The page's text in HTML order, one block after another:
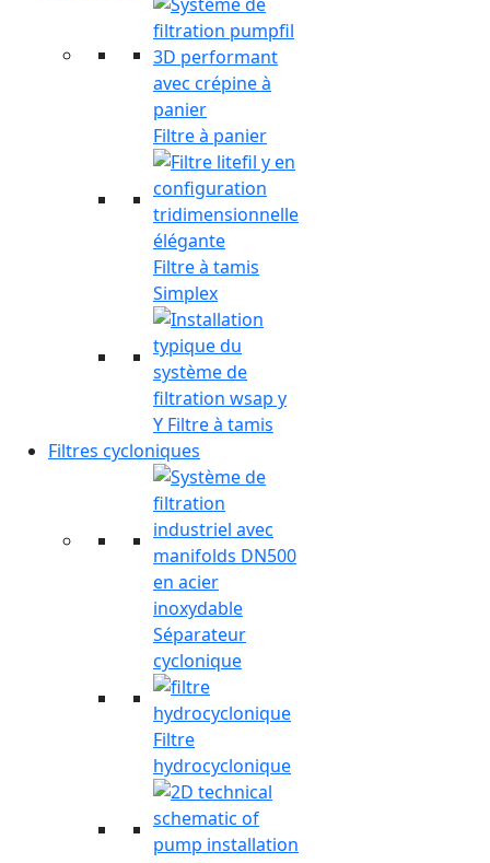
Filtre à panier
Filtre à tamis
Simplex
Y Filtre à tamis
Filtres cycloniques
Séparateur
cyclonique
Filtre
hydrocyclonique